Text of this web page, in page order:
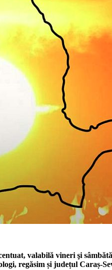
valabilă vineri şi
regăsim și județul Caraș-